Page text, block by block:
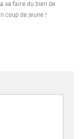
va faire du bien de
coup de jeune !